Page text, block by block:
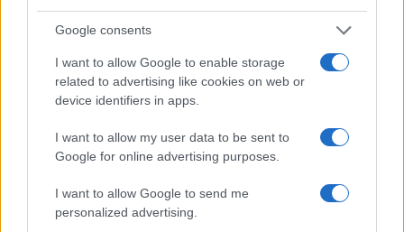
Google consents
I want to allow Google to enable storage
related to advertising like cookies on web or
device identifiers in apps.
I want to allow my user data to be sent to
Google for online advertising purposes.
I want to allow Google to send me
personalized advertising.